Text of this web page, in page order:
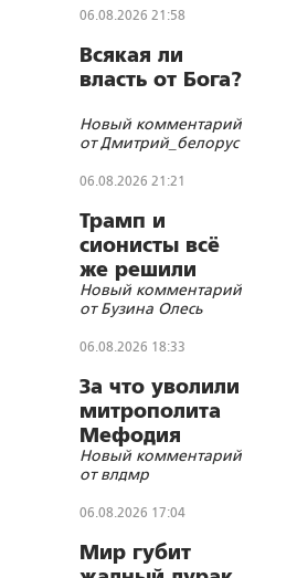
06.08.2026 21:58
Всякая ли
власть от Бога?
Новый комментарий
от Дмитрий_белорус
06.08.2026 21:21
Трамп и
сионисты всё
же решили
убить лидера
Ирана
Новый комментарий
от Бузина Олесь
06.08.2026 18:33
За что уволили
митрополита
Мефодия
(Немцова)?
Новый комментарий
от влдмр
06.08.2026 17:04
Мир губит